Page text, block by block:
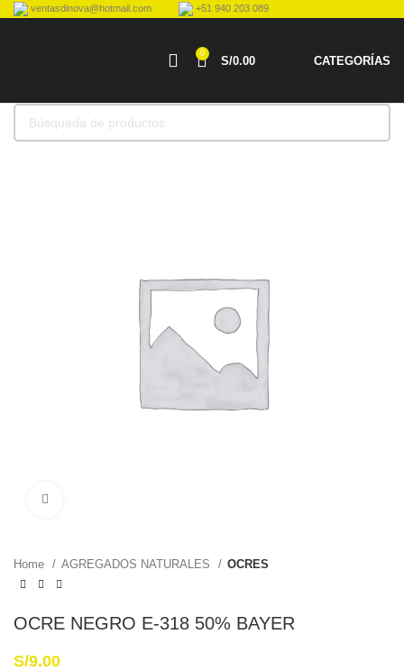
ventasdinova@hotmail.com +51 940 203 089
0
S/0.00 CATEGORÍAS
Home AGREGADOS NATURALES OCRES
OCRE NEGRO E-318 50% BAYER
S/9.00